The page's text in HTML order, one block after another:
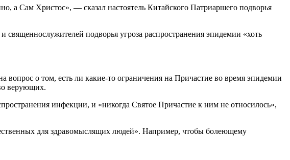
а Сам Христос», — сказал настоятель Китайского Патриаршего подворья
подворья угроза распространения эпидемии «хоть
о том, есть ли какие-то ограничения на Причастие во время эпидемии
верующих.
инфекции, и «никогда Святое Причастие к ним не относилось»,
для здравомыслящих людей». Например, чтобы болеющему